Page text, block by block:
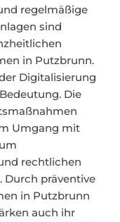
regelmäßige
sind
in Putzbrunn.
Digitalisierung
Die
Umgang mit
rechtlichen
Durch präventive
in Putzbrunn
auch ihr